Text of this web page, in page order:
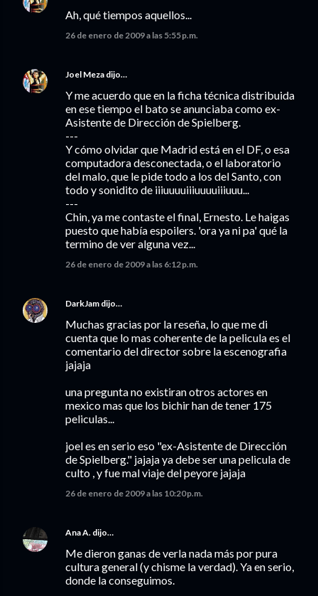
Ah, qué tiempos aquellos...
26 de enero de 2009 a las 5:55 p.m.
Joel Meza dijo…
Y me acuerdo que en la ficha técnica distribuida
en ese tiempo el bato se anunciaba como ex-
Asistente de Dirección de Spielberg.
---
Y cómo olvidar que Madrid está en el DF, o esa
computadora desconectada, o el laboratorio
del malo, que le pide todo a los del Santo, con
todo y sonidito de iiiuuuuiiiuuuuiiiuuu...
---
Chin, ya me contaste el final, Ernesto. Le haigas
puesto que había espoilers. 'ora ya ni pa' qué la
termino de ver alguna vez...
26 de enero de 2009 a las 6:12 p.m.
DarkJam dijo…
Muchas gracias por la reseña, lo que me di
cuenta que lo mas coherente de la pelicula es el
comentario del director sobre la escenografia
jajaja
una pregunta no existiran otros actores en
mexico mas que los bichir han de tener 175
peliculas...
joel es en serio eso "ex-Asistente de Dirección
de Spielberg." jajaja ya debe ser una pelicula de
culto , y fue mal viaje del peyore jajaja
26 de enero de 2009 a las 10:20 p.m.
Ana A. dijo…
Me dieron ganas de verla nada más por pura
cultura general (y chisme la verdad). Ya en serio,
donde la conseguimos.